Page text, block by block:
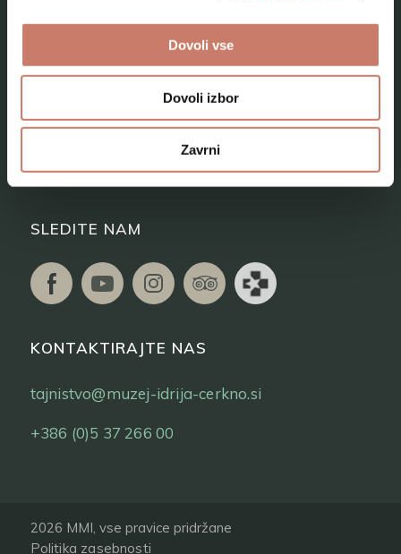
Dovoli vse
Dovoli izbor
Zavrni
Kam na izlet
Programi za skupine odraslih
Kje smo
SLEDITE NAM
KONTAKTIRAJTE NAS
tajnistvo@muzej-idrija-cerkno.si
+386 (0)5 37 266 00
2026 MMI, vse pravice pridržane
Politika zasebnosti